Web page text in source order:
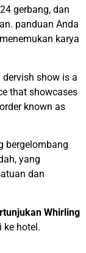
gerbang, dan
panduan Anda
karya
show is a
that showcases
known as
bergelombang
yang
dan
Whirling
ke hotel.